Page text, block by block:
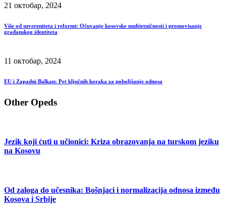
21 октобар, 2024
Više od suvereniteta i reformi: Očuvanje kosovske multietničnosti i promovisanje
građanskog identiteta
11 октобар, 2024
EU i Zapadni Balkan: Pet ključnih koraka za poboljšanje odnosa
Other Opeds
Jezik koji ćuti u učionici: Kriza obrazovanja na turskom jeziku
na Kosovu
Od zaloga do učesnika: Bošnjaci i normalizacija odnosa između
Kosova i Srbije